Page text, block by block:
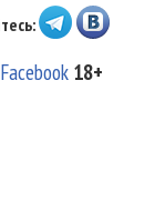
Facebook 18+